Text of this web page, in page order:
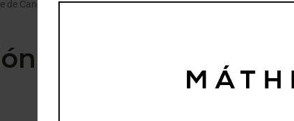
de Canola, Aceite de Oliva, aceites esenciales de romero y cedro,
adicional